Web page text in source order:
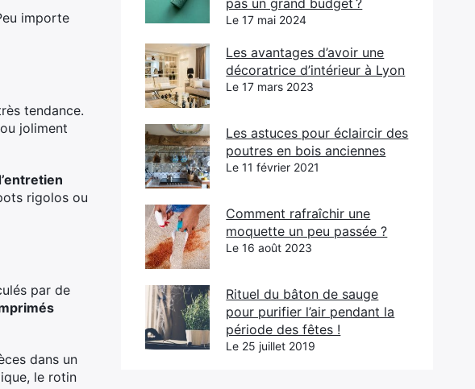
importe
tendance.
joliment
rigolos ou
par de
dans un
le rotin
pas un grand budget ?
Le 17 mai 2024
Les avantages d’avoir une
décoratrice d’intérieur à Lyon
Le 17 mars 2023
Les astuces pour éclaircir des
poutres en bois anciennes
Le 11 février 2021
Comment rafraîchir une
moquette un peu passée ?
Le 16 août 2023
Rituel du bâton de sauge
pour purifier l’air pendant la
période des fêtes !
Le 25 juillet 2019